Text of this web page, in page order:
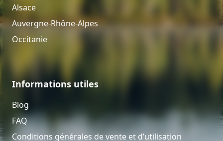
Alsace
Auvergne-Rhône-Alpes
Occitanie
Informations utiles
Blog
FAQ
Conditions générales de vente et d’utilisation